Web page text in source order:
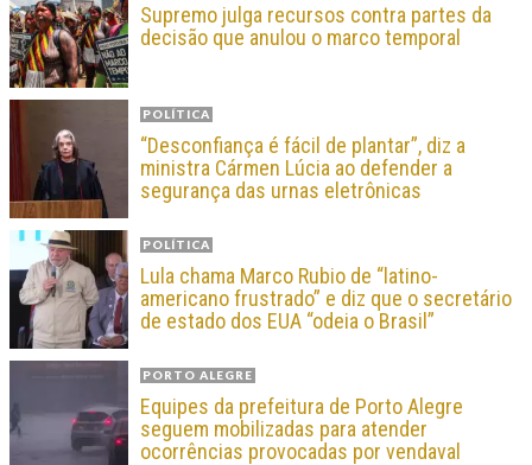
Supremo julga recursos contra partes da
decisão que anulou o marco temporal
POLÍTICA
“Desconfiança é fácil de plantar”, diz a
ministra Cármen Lúcia ao defender a
segurança das urnas eletrônicas
POLÍTICA
Lula chama Marco Rubio de “latino-
americano frustrado” e diz que o secretário
de estado dos EUA “odeia o Brasil”
PORTO ALEGRE
Equipes da prefeitura de Porto Alegre
seguem mobilizadas para atender
ocorrências provocadas por vendaval